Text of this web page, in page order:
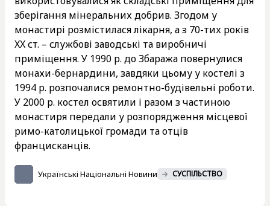
зберігання мінеральних добрив. Згодом у
монастирі розмістилася лікарня, а з 70-тих років
XX ст. – службові заводські та виробничі
приміщення. У 1990 р. до Збаража повернулися
монахи-бернардини, завдяки цьому у костелі з
1994 р. розпочалися ремонтно-будівельні роботи.
У 2000 р. костел освятили і разом з частиною
монастиря передали у розпорядження місцевої
римо-католицької громади та отців
францисканців.
Українські Національні Новини СУСПІЛЬСТВО